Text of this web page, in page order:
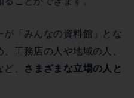
「みんなの資料館」とな
工務店の人や地域の人、
、
さまざまな立場の人と